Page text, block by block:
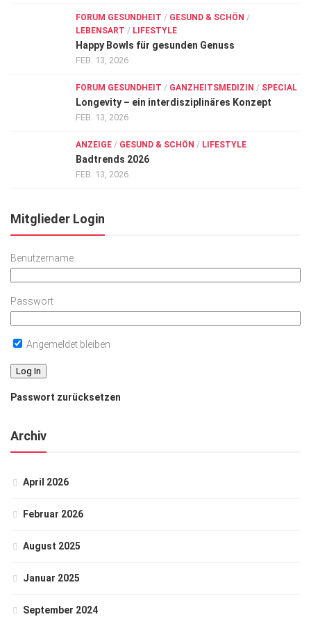
FORUM GESUNDHEIT / GESUND & SCHÖN /
LEBENSART / LIFESTYLE
Happy Bowls für gesunden Genuss
FEB. 13, 2026
FORUM GESUNDHEIT / GANZHEITSMEDIZIN / SPECIAL
Longevity – ein interdisziplinäres Konzept
FEB. 13, 2026
ANZEIGE / GESUND & SCHÖN / LIFESTYLE
Badtrends 2026
FEB. 13, 2026
Mitglieder Login
Benutzername
Passwort
Angemeldet bleiben
Passwort zurücksetzen
Archiv
April 2026
Februar 2026
August 2025
Januar 2025
September 2024